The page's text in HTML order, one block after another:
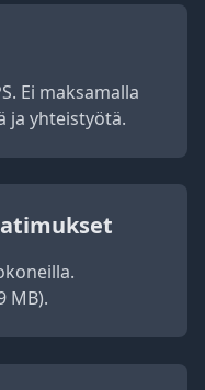
Ei maksamalla
ja yhteistyötä.
MB).